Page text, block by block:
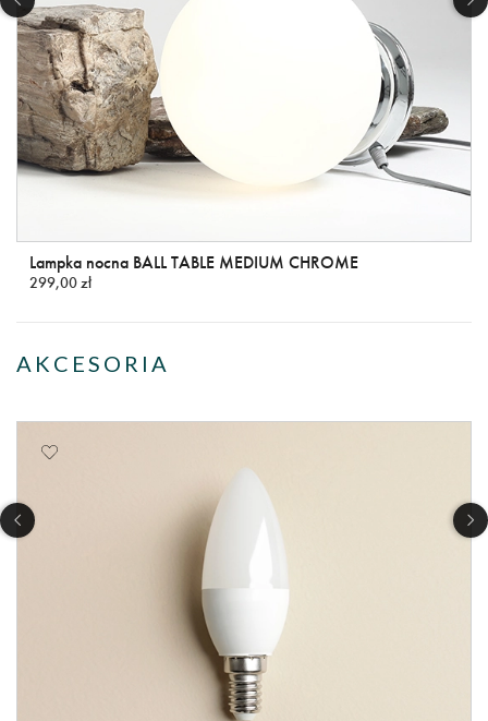
Lampka nocna BALL TABLE MEDIUM CHROME
299,00 zł
AKCESORIA